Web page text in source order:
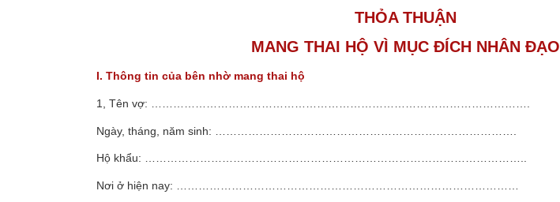
THỎA THUẬN
MANG THAI HỘ VÌ MỤC ĐÍCH NHÂN ĐẠO
I. Thông tin của bên nhờ mang thai hộ
1, Tên vợ: ………………………………………………………………………………………….
Ngày, tháng, năm sinh: ……………………………………………………………………….
Hộ khẩu: …………………………………………………………………………………………..
Nơi ở hiện nay: …………………………………………………………………………………